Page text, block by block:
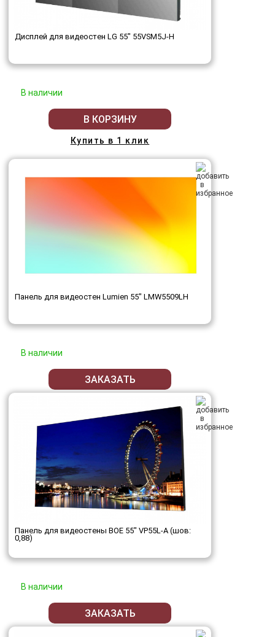
Дисплей для видеостен LG 55" 55VSM5J-H
В наличии
В КОРЗИНУ
Купить в 1 клик
Панель для видеостен Lumien 55" LMW5509LH
В наличии
ЗАКАЗАТЬ
Панель для видеостены BOE 55" VP55L-A (шов:
0,88)
В наличии
ЗАКАЗАТЬ